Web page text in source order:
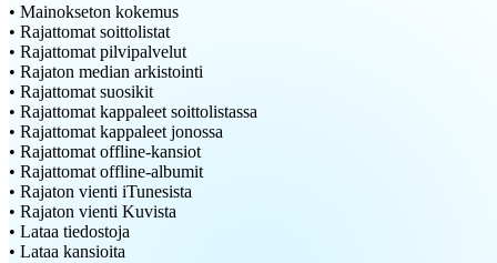
• Mainokseton kokemus
• Rajattomat soittolistat
• Rajattomat pilvipalvelut
• Rajaton median arkistointi
• Rajattomat suosikit
• Rajattomat kappaleet soittolistassa
• Rajattomat kappaleet jonossa
• Rajattomat offline-kansiot
• Rajattomat offline-albumit
• Rajaton vienti iTunesista
• Rajaton vienti Kuvista
• Lataa tiedostoja
• Lataa kansioita